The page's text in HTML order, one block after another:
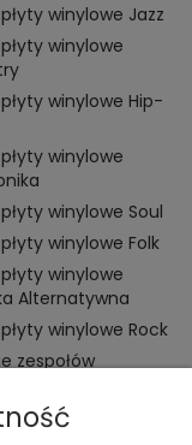
winylowe Jazz
winylowe
winylowe Hip-
winylowe
winylowe Soul
winylowe Folk
winylowe
Alternatywna
winylowe Rock
zespołów